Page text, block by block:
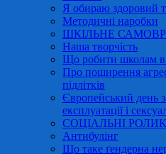
Я обираю здоровий
Методичні наробки
ШКІЛЬНЕ
Наша творчість
Що робити школам в
Про поширення
підлітків
Європейський день
експлуатації і
СОЦІАЛЬНІ
Антибулінг
Що таке ґендерна